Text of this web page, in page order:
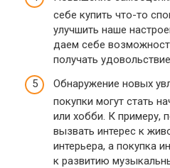
себе купить что-то
улучшить наше
даем себе
получать
Обнаружение новых
покупки могут стать
или хобби. К примеру,
вызвать интерес к
интерьера, а покупка
к развитию